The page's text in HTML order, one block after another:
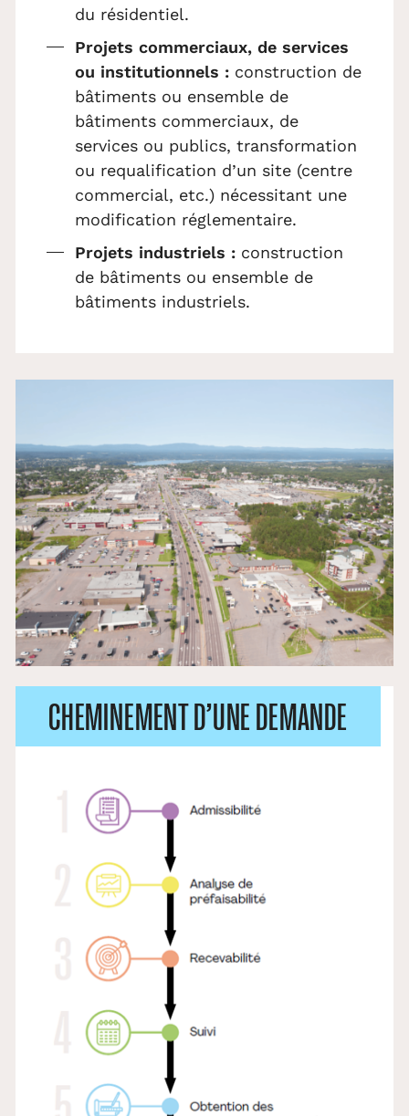
du résidentiel.
Projets commerciaux, de services
ou institutionnels : construction de
bâtiments ou ensemble de
bâtiments commerciaux, de
services ou publics, transformation
ou requalification d’un site (centre
commercial, etc.) nécessitant une
modification réglementaire.
Projets industriels : construction
de bâtiments ou ensemble de
bâtiments industriels.
CHEMINEMENT D’UNE DEMANDE